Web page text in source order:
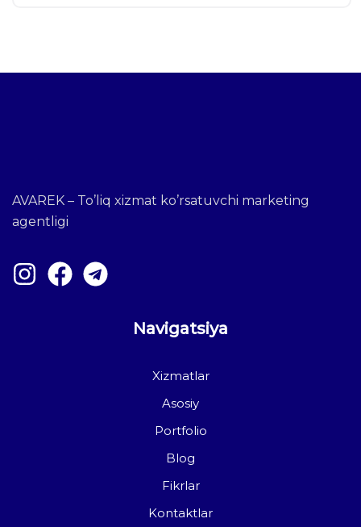
AVAREK – To’liq xizmat ko’rsatuvchi marketing
agentligi
Navigatsiya
Xizmatlar
Asosiy
Portfolio
Blog
Fikrlar
Kontaktlar